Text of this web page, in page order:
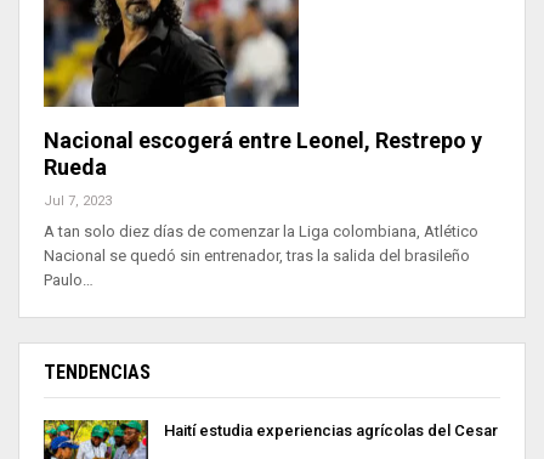
Nacional escogerá entre Leonel, Restrepo y
Rueda
Jul 7, 2023
A tan solo diez días de comenzar la Liga colombiana, Atlético
Nacional se quedó sin entrenador, tras la salida del brasileño
Paulo…
TENDENCIAS
Haití estudia experiencias agrícolas del Cesar